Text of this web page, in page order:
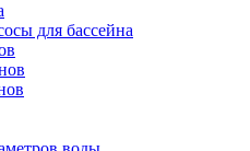
для бассейна